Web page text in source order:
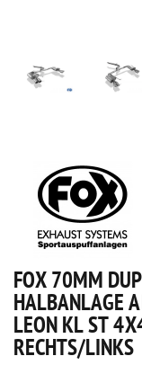
FOX 70MM
HALBANLAGE
LEON KL ST
RECHTS/LINKS